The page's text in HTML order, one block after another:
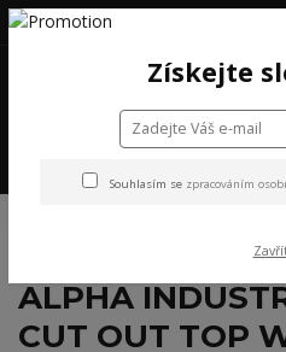
+420 777 199 652
ALPHA
CUT OUT TOP
Získejte
Souhlasím se zpracováním